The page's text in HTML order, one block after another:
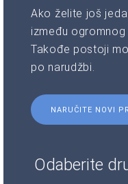
Ako želite još
između
Takođe postoji
po narudžbi.
NARUČITE NOVI
Odaberite